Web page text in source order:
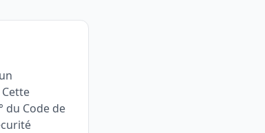
du Code de